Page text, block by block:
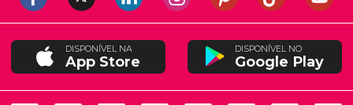
DISPONÍVEL NA
App Store
DISPONÍVEL NO
Google Play